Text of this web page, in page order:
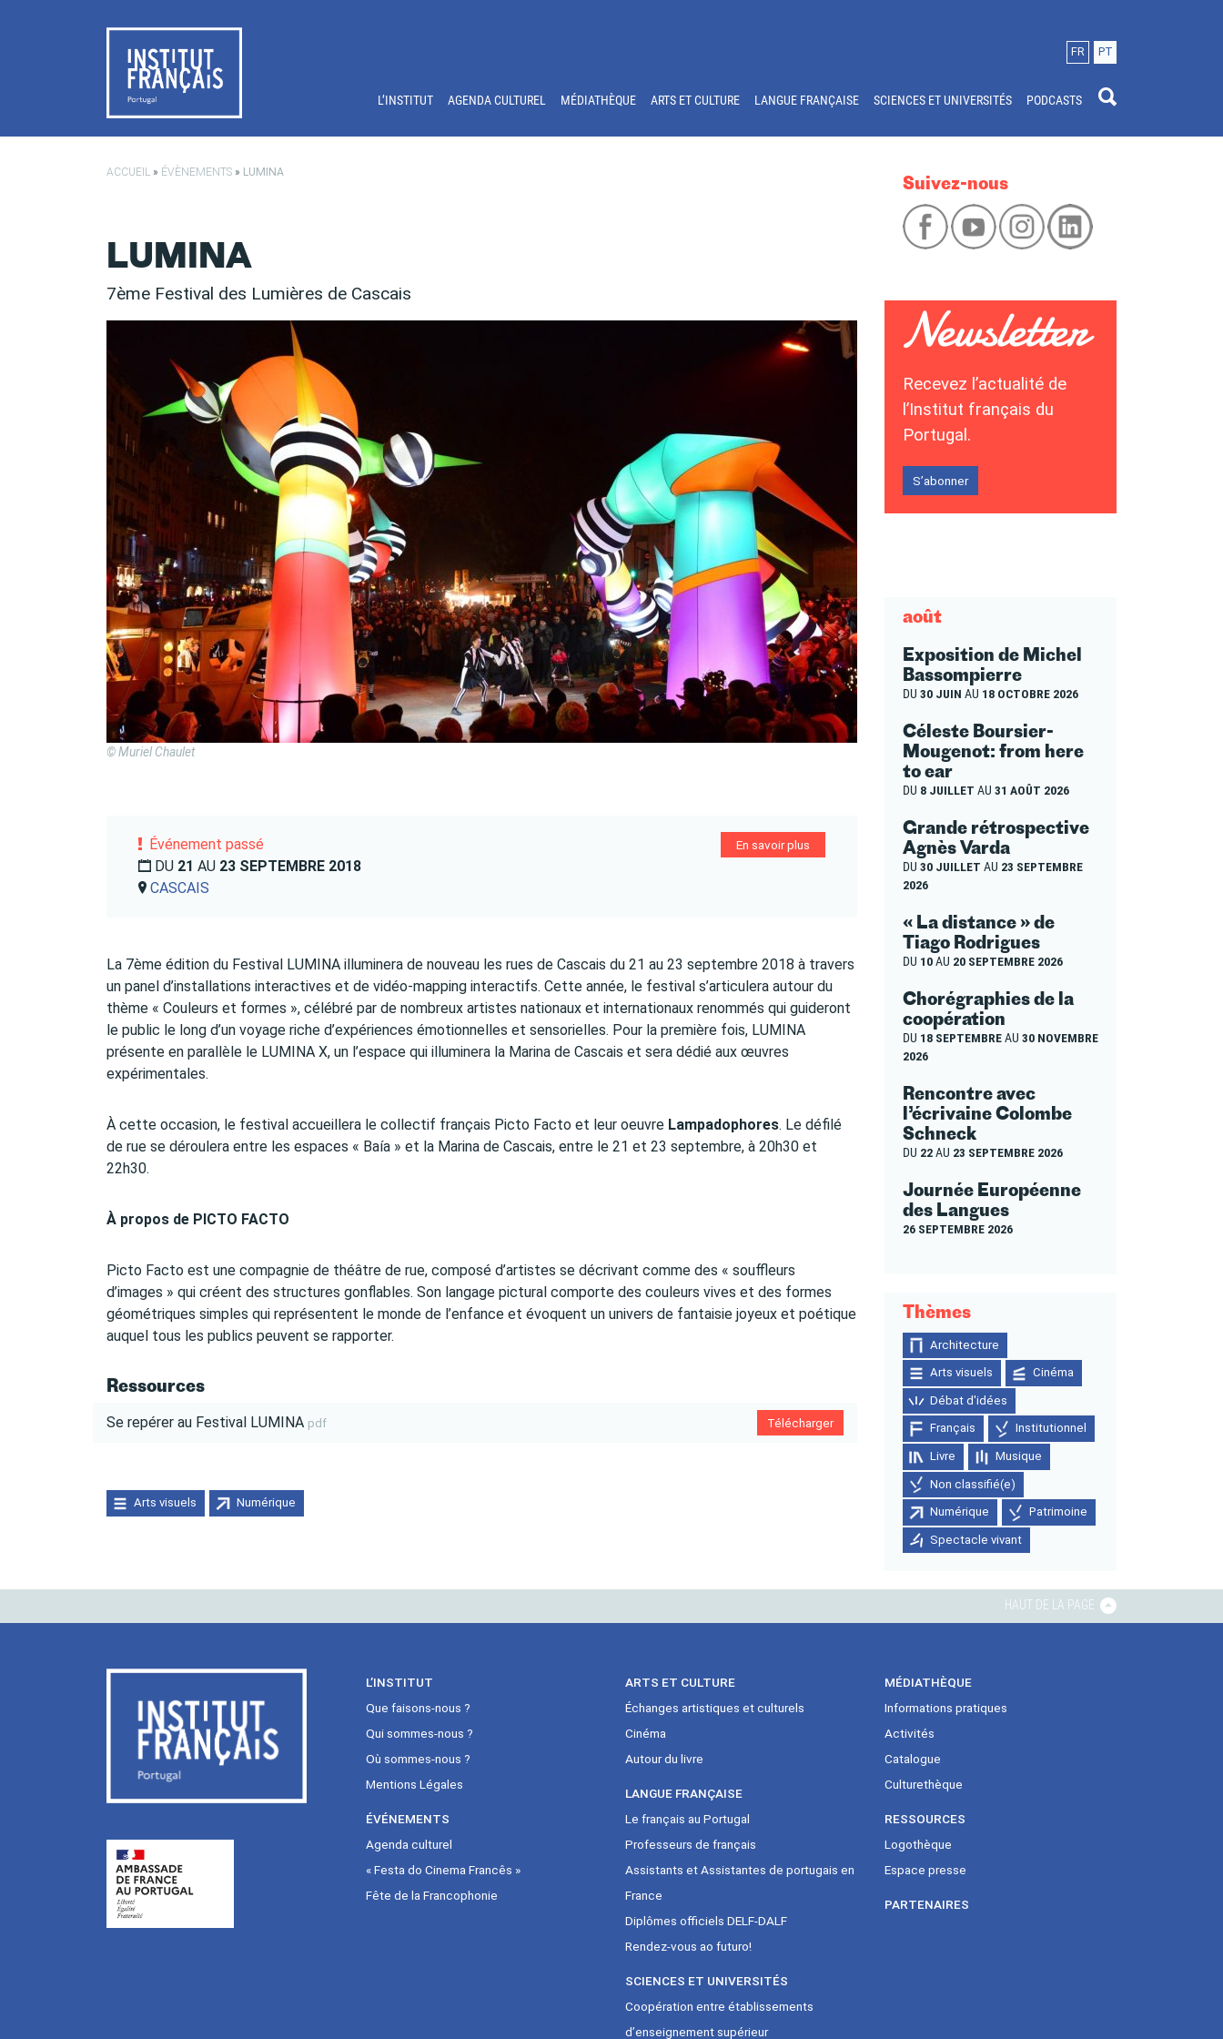
FR PT
L’INSTITUT AGENDA CULTUREL MÉDIATHÈQUE ARTS ET CULTURE LANGUE FRANÇAISE SCIENCES ET UNIVERSITÉS PODCASTS
ACCUEIL » ÉVÈNEMENTS » LUMINA
LUMINA
7ème Festival des Lumières de Cascais
© Muriel Chaulet
Événement passé
DU 21 AU 23 SEPTEMBRE 2018
CASCAIS
En savoir plus
La 7ème édition du Festival LUMINA illuminera de nouveau les rues de Cascais du 21 au 23 septembre 2018 à travers
un panel d’installations interactives et de vidéo-mapping interactifs. Cette année, le festival s’articulera autour du
thème « Couleurs et formes », célébré par de nombreux artistes nationaux et internationaux renommés qui guideront
le public le long d’un voyage riche d’expériences émotionnelles et sensorielles. Pour la première fois, LUMINA
présente en parallèle le LUMINA X, un l’espace qui illuminera la Marina de Cascais et sera dédié aux œuvres
expérimentales.
À cette occasion, le festival accueillera le collectif français Picto Facto et leur oeuvre Lampadophores. Le défilé
de rue se déroulera entre les espaces « Baía » et la Marina de Cascais, entre le 21 et 23 septembre, à 20h30 et
22h30.
À propos de PICTO FACTO
Picto Facto est une compagnie de théâtre de rue, composé d’artistes se décrivant comme des « souffleurs
d’images » qui créent des structures gonflables. Son langage pictural comporte des couleurs vives et des formes
géométriques simples qui représentent le monde de l’enfance et évoquent un univers de fantaisie joyeux et poétique
auquel tous les publics peuvent se rapporter.
Ressources
Se repérer au Festival LUMINA pdf Télécharger
Arts visuels Numérique
Suivez-nous
Recevez l’actualité de
l’Institut français du
Portugal.
S’abonner
août
Exposition de Michel
Bassompierre
DU 30 JUIN AU 18 OCTOBRE 2026
Céleste Boursier-
Mougenot: from here
to ear
DU 8 JUILLET AU 31 AOÛT 2026
Grande rétrospective
Agnès Varda
DU 30 JUILLET AU 23 SEPTEMBRE
2026
« La distance » de
Tiago Rodrigues
DU 10AU 20 SEPTEMBRE 2026
Chorégraphies de la
coopération
DU 18 SEPTEMBREAU 30 NOVEMBRE
2026
Rencontre avec
l’écrivaine Colombe
Schneck
DU 22AU 23 SEPTEMBRE 2026
Journée Européenne
des Langues
26 SEPTEMBRE 2026
Thèmes
Architecture
Arts visuels Cinéma
Débat d'idées
Français Institutionnel
Livre Musique
Non classifié(e)
Numérique Patrimoine
Spectacle vivant
HAUT DE LA PAGE
L’INSTITUT
Que faisons-nous ?
Qui sommes-nous ?
Où sommes-nous ?
Mentions Légales
ÉVÉNEMENTS
Agenda culturel
« Festa do Cinema Francês »
Fête de la Francophonie
ARTS ET CULTURE
Échanges artistiques et culturels
Cinéma
Autour du livre
LANGUE FRANÇAISE
Le français au Portugal
Professeurs de français
Assistants et Assistantes de portugais en
France
Diplômes officiels DELF-DALF
Rendez-vous ao futuro!
SCIENCES ET UNIVERSITÉS
Coopération entre établissements
d’enseignement supérieur
MÉDIATHÈQUE
Informations pratiques
Activités
Catalogue
Culturethèque
RESSOURCES
Logothèque
Espace presse
PARTENAIRES